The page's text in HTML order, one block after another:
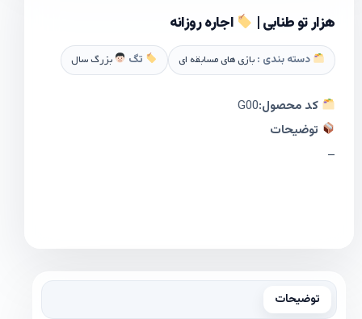
هزار تو طنابی | اجاره روزانه
دسته بندی : بازی های مسابقه ای تگ بزرگ سال
کد محصول:G00
توضیحات
–
توضیحات